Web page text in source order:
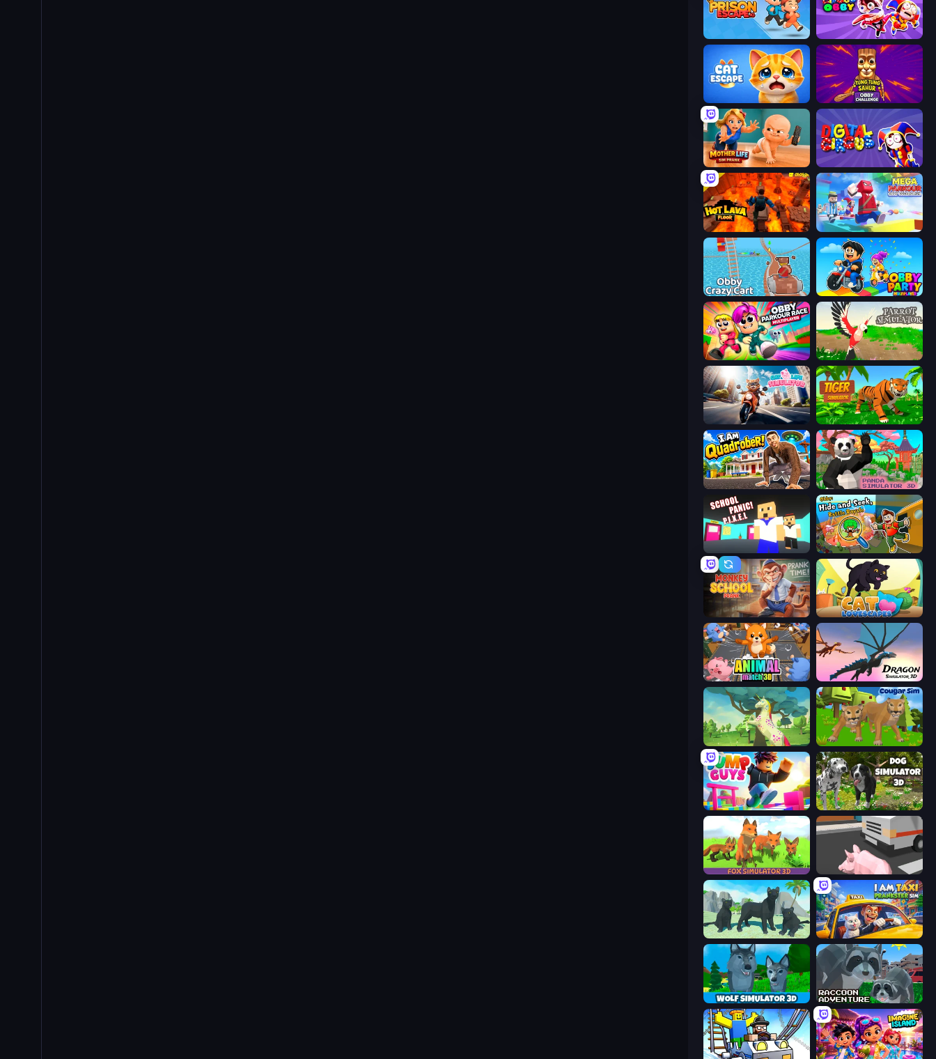
Prison Escape.io Digital Circus: Obby
Cat Escape Tung Tung Sahur: Obby Challenge
Mother Life Simulator: Prank Digital Circus: Parkour Game
Hot Lava Floor Mega Parkour: Obby Escape Run
Obby: Crazy Cart Obby Party Multiplayer
Obby Parkour Race: Multiplayer Parrot Simulator
Cat Life Simulator Tiger Simulator 3D
I Am Quadrober! Panda Simulator 3D
School Panic Obby: Hide and Seek, Battle Royale
Monkey School Prank Cat Lovescapes
Animal Match 3D Dragon Simulator 3D
Unicorn Family Simulator Magic World Cougar Simulator: Big Cats
Jump Guys Dog Simulator 3D
Fox Simulator 3D Crazy Pig Simulator
Panther Family Simulator 3D I Am Taxi Prankster Sim
Wolf Simulator: Wild Animals 3D Raccoon Adventure: City Simulator 3D